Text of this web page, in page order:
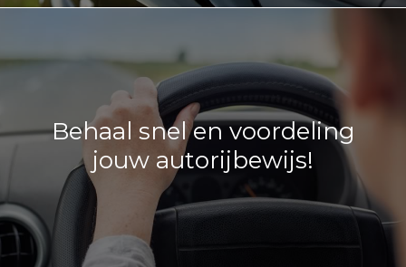
Behaal snel en voordeling
jouw autorijbewijs!